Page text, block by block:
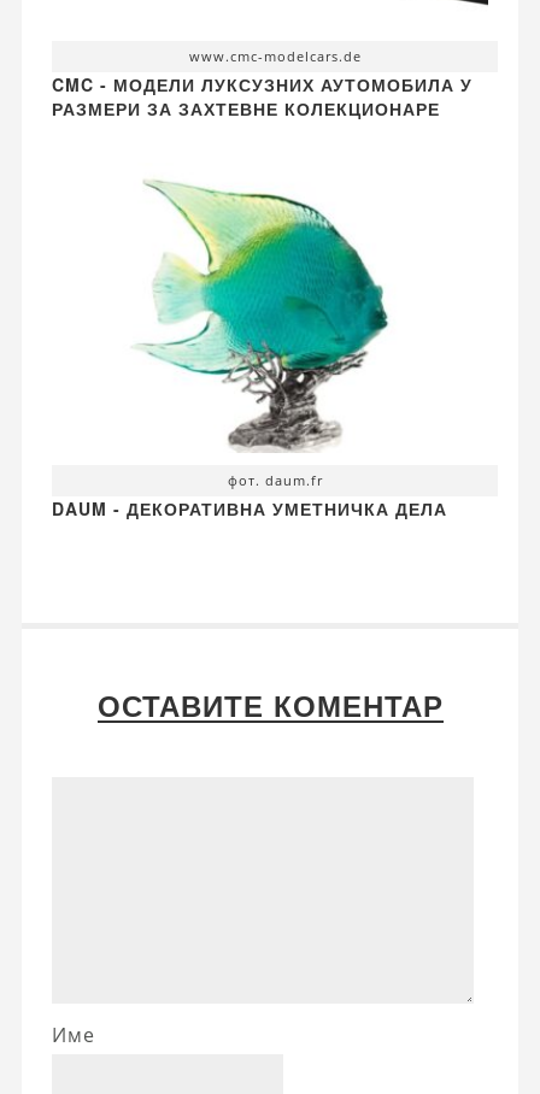
www.cmc-modelcars.de
CMC - МОДЕЛИ ЛУКСУЗНИХ АУТОМОБИЛА У
РАЗМЕРИ ЗА ЗАХТЕВНЕ КОЛЕКЦИОНАРЕ
фот. daum.fr
DAUM - ДЕКОРАТИВНА УМЕТНИЧКА ДЕЛА
ОСТАВИТЕ КОМЕНТАР
Име